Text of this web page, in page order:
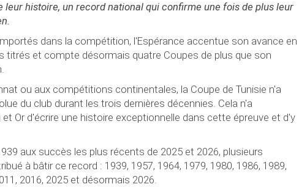
leur histoire, un record national qui confirme une fois de plus leur
dans la compétition, l'Espérance accentue son avance en
titrés et compte désormais quatre Coupes de plus que son
ou aux compétitions continentales, la Coupe de Tunisie n'a
du club durant les trois dernières décennies. Cela n'a
Or d'écrire une histoire exceptionnelle dans cette épreuve et d'y
aux succès les plus récents de 2025 et 2026, plusieurs
à bâtir ce record : 1939, 1957, 1964, 1979, 1980, 1986, 1989,
2016, 2025 et désormais 2026.